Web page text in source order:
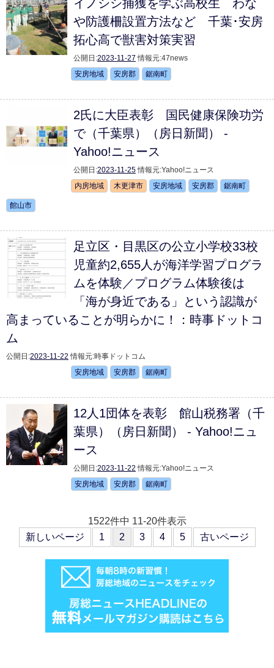
イノシシ捕獲を学ぶ高校生 わな
や防護柵設置方法など 千葉･安房
拓心高で獣害対策実習
公開日:2023-11-27 情報元:47news
安房地域
安房郡 鋸南町
2氏に大臣表彰 国民健康保険功労
で（千葉県）（房日新聞） -
Yahoo!ニュース
公開日:2023-11-25 情報元:Yahoo!ニュース
内房地域
木更津市 安房地域 安房郡 鋸南町
館山市
足立区・目黒区の公立小学校33校
児童約2,655人が海洋学習プログラ
ムを体験／プログラム体験後は
「海が身近である」という認識が
高まっていることが明らかに！：時事ドットコ
ム
公開日:2023-11-22 情報元:時事ドットコム
安房地域
安房郡 鋸南町
12人1団体を表彰 館山税務署（千
葉県）（房日新聞） - Yahoo!ニュ
ース
公開日:2023-11-22 情報元:Yahoo!ニュース
安房地域
安房郡 鋸南町
1522件中 11-20件表示
新しいページ
1 2 3 4 5 古いページ